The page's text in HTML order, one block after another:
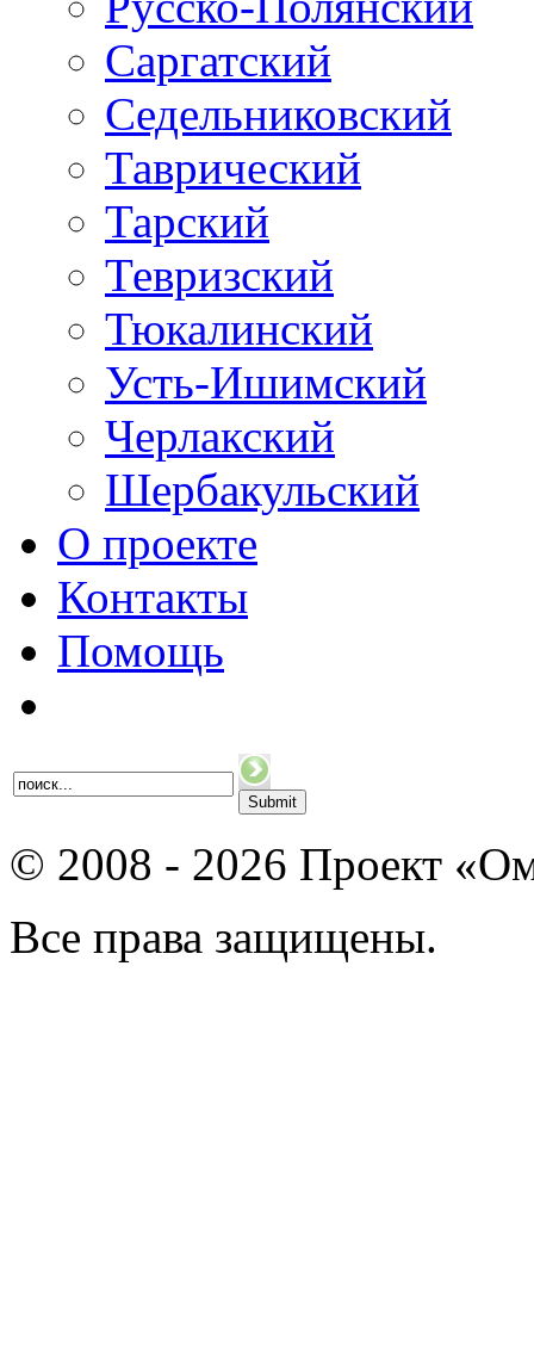
Саргатский
Седельниковский
Таврический
Тарский
Тевризский
Тюкалинский
Усть-Ишимский
Черлакский
Шербакульский
О проекте
Контакты
Помощь
© 2008 - 2026 Проект
Все права защищены.